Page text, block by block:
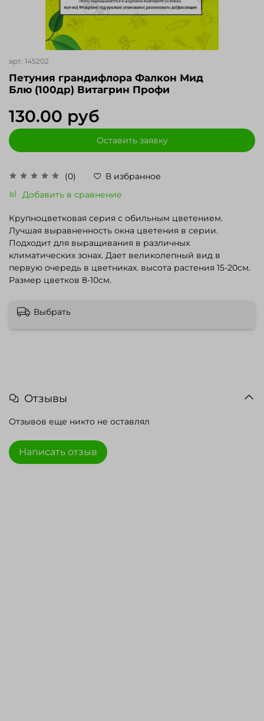
арт. 145202
Петуния грандифлора Фалкон Мид
Блю (100др) Витагрин Профи
(0)
В избранное
Добавить в сравнение
130.00 руб
Оставить заявку
Крупноцветковая серия с обильным цветением.
Лучшая выравненность окна цветения в серии.
Подходит для выращивания в различных
климатических зонах. Дает великолепный вид в
первую очередь в цветниках. высота растения 15-20см.
Размер цветков 8-10см.
Выбрать
Отзывы
Отзывов еще никто не оставлял
Написать отзыв